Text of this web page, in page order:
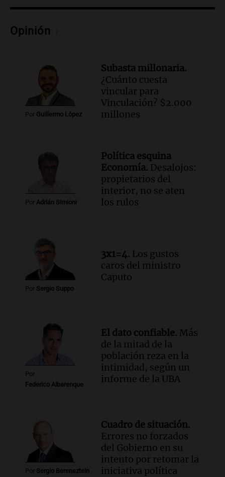
Audio.El Senado de Santa Fe aprueba
fenómeno del Niño
Audio.
Una mujer de 40 años muere en
un accidente en la Ruta 321 cerca de
García Fernández
Panorama Federal
Episodios
liquidez de 4 billones
Panorama Federal
Episodios
La lección del Titanic y la
humildad en tiempos de tormenta
Audio.
Tormentas y filtraciones: "El
agua entra por donde menos
imaginamos"
Una Mañana para todos Rosario
Episodios
Opinión
Por Guillermo López
Subasta millonaria.
¿Cuánto cuesta
vincular para
Vinculación? $2.000
millones
Por Adrián Simioni
Política esquina
Economía. Desalojos:
propietarios del
interior, no se aten
los rulos
Por Sergio Suppo
3x1=4. Los gustos
caros del ministro
Caputo
Por
Federico Albarenque
El dato confiable. Más
de la mitad de la
población reza en la
intimidad, según un
informe de la UBA
Por Sergio Berensztein
Cuadro de situación.
Errores no forzados
del Gobierno en su
intento por retomar la
iniciativa política